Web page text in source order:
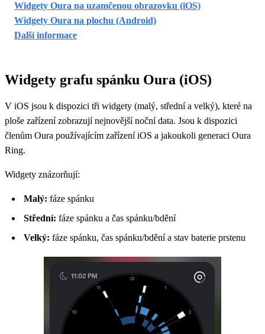
Widgety Oura na uzamčenou obrazovku (iOS)
Widgety Oura na plochu (Android)
Další informace
Widgety grafu spánku Oura (iOS)
V iOS jsou k dispozici tři widgety (malý, střední a velký), které na
ploše zařízení zobrazují nejnovější noční data. Jsou k dispozici
členům Oura používajícím zařízení iOS a jakoukoli generaci Oura
Ring.
Widgety znázorňují:
Malý: fáze spánku
Střední: fáze spánku a čas spánku/bdění
Velký: fáze spánku, čas spánku/bdění a stav baterie prstenu